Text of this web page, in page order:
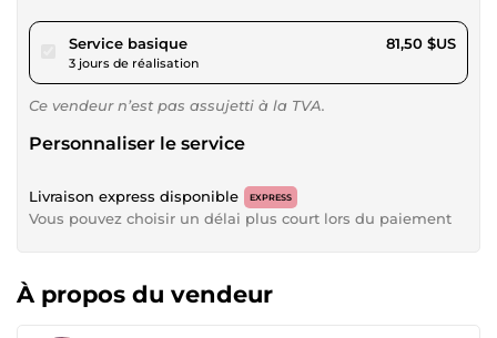
Service basiquepour 75,11 $US
3 jours de réalisation
81,50 $US
Ce vendeur n’est pas assujetti à la TVA.
Personnaliser le service
Livraison express disponible EXPRESS
Vous pouvez choisir un délai plus court lors du paiement
À propos du vendeur